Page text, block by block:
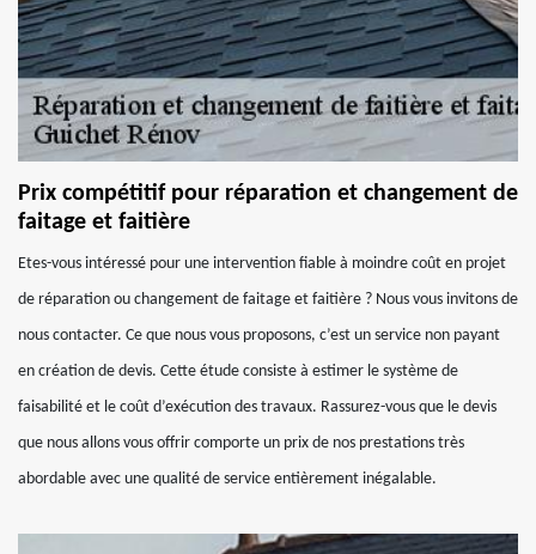
Prix compétitif pour réparation et changement de
faitage et faitière
Etes-vous intéressé pour une intervention fiable à moindre coût en projet
de réparation ou changement de faitage et faitière ? Nous vous invitons de
nous contacter. Ce que nous vous proposons, c’est un service non payant
en création de devis. Cette étude consiste à estimer le système de
faisabilité et le coût d’exécution des travaux. Rassurez-vous que le devis
que nous allons vous offrir comporte un prix de nos prestations très
abordable avec une qualité de service entièrement inégalable.